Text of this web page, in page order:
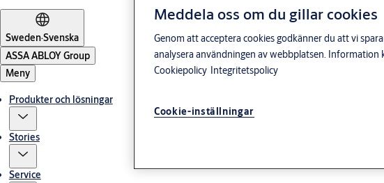
Sweden·Svenska
ASSA ABLOY Group
Meny
Produkter och lösningar
Stories
Service
Meddela oss om du gillar cookies
Genom att acceptera cookies godkänner du att vi
analysera användningen av webbplatsen. Information
Cookiepolicy Integritetspolicy
Cookie-inställningar